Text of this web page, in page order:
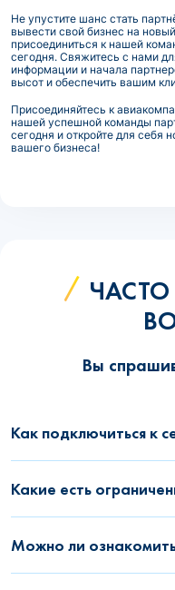
Не упустите шанс стать
вывести свой бизнес на
присоединиться к нашей
сегодня. Свяжитесь с нами
информации и начала
высот и обеспечить вашим
Присоединяйтесь к
нашей успешной команды
сегодня и откройте для себя
вашего бизнеса!
Вы
Как подключиться к
Какие есть
Можно ли